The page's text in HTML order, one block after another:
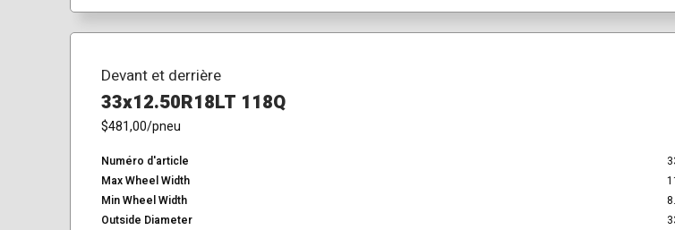
Devant et derrière
33x12.50R18LT 118Q
$481,00/pneu
Numéro d'article
Max Wheel Width
Min Wheel Width
Outside Diameter